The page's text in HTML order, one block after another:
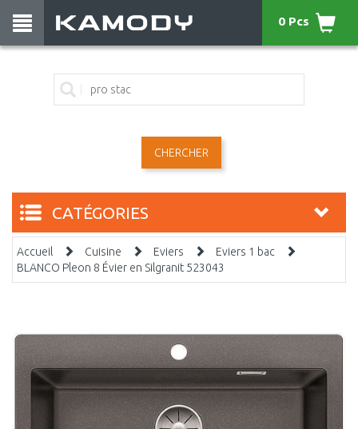
CHERCHER
0 Pcs
CATÉGORIES
Accueil Cuisine Eviers
Eviers 1 bac
BLANCO Pleon 8 Évier en Silgranit 523043